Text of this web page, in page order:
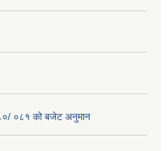
०८१ को बजेट अनुमान